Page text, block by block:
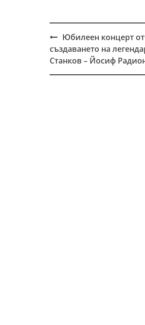
Post
navigation
Юбилеен концерт
създаването на
Станков – Йосиф